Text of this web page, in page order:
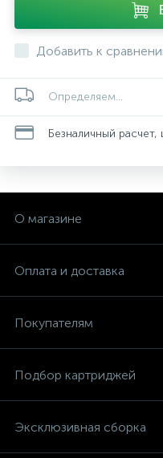
Добавить к
Определяем...
Безналичный
О магазине
Оплата и доставка
Покупателям
Подбор картриджей
Эксклюзивная сборка